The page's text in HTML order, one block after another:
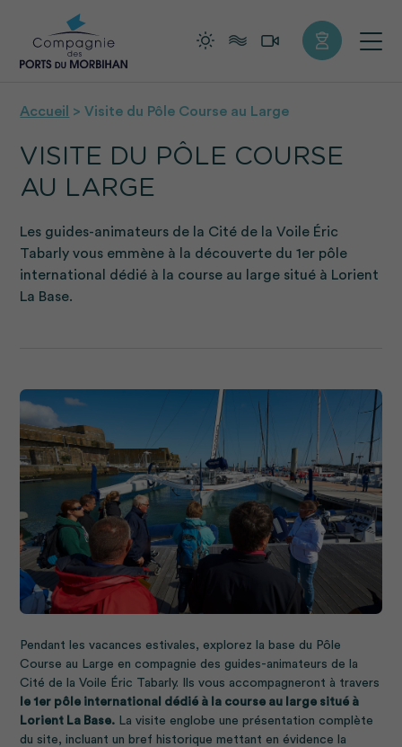
Accueil >Visite du Pôle Course au Large
VISITE DU PÔLE COURSE
AU LARGE
Les guides-animateurs de la Cité de la Voile Éric
Tabarly vous emmène à la découverte du 1er pôle
international dédié à la course au large situé à Lorient
La Base.
Pendant les vacances estivales, explorez la base du Pôle
Course au Large en compagnie des guides-animateurs de la
Cité de la Voile Éric Tabarly. Ils vous accompagneront à travers
le 1er pôle international dédié à la course au large situé à
Lorient La Base. La visite englobe une présentation complète
du site, incluant un bref historique mettant en évidence la